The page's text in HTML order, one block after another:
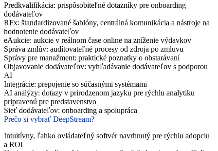
Predkvalifikácia: prispôsobiteľné dotazníky pre onboarding
dodávateľov
RFx: štandardizované šablóny, centrálná komunikácia a nástroje na
hodnotenie dodávateľov
eAukcie: aukcie v reálnom čase online na zníženie výdavkov
Správa zmlúv: audítovateľné procesy od zdroja po zmluvu
Správy pre manažment: praktické poznatky o obstarávaní
Objavovanie dodávateľov: vyhľadávanie dodávateľov s podporou
AI
Integrácie: prepojenie so súčasnými systémami
AI analýzy: dotazy v prirodzenom jazyku pre rýchlu analytiku
pripravenú pre predstavenstvo
Sieť dodávateľov: onboarding a spolupráca
Prečo si vybrať DeepStream?
Intuitívny, ľahko ovládateľný softvér navrhnutý pre rýchlu adopciu
a ROI